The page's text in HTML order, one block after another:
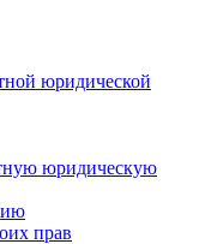
юридической
юридическую
прав